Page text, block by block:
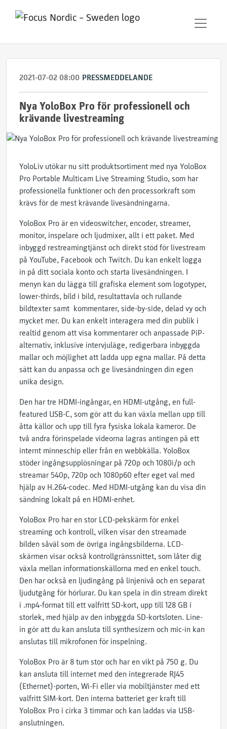
2021-07-02 08:00 PRESSMEDDELANDE
Nya YoloBox Pro för professionell och
krävande livestreaming
YoloLiv utökar nu sitt produktsortiment med nya YoloBox
Pro Portable Multicam Live Streaming Studio, som har
professionella funktioner och den processorkraft som
krävs för de mest krävande livesändningarna.
YoloBox Pro är en videoswitcher, encoder, streamer,
monitor, inspelare och ljudmixer, allt i ett paket. Med
inbyggd restreamingtjänst och direkt stöd för livestream
på YouTube, Facebook och Twitch. Du kan enkelt logga
in på ditt sociala konto och starta livesändningen. I
menyn kan du lägga till grafiska element som logotyper,
lower-thirds, bild i bild, resultattavla och rullande
bildtexter samt kommentarer, side-by-side, delad vy och
mycket mer. Du kan enkelt interagera med din publik i
realtid genom att visa kommentarer och anpassade PiP-
alternativ, inklusive intervjuläge, redigerbara inbyggda
mallar och möjlighet att ladda upp egna mallar. På detta
sätt kan du anpassa och ge livesändningen din egen
unika design.
Den har tre HDMI-ingångar, en HDMI-utgång, en full-
featured USB-C, som gör att du kan växla mellan upp till
åtta källor och upp till fyra fysiska lokala kameror. De
två andra förinspelade videorna lagras antingen på ett
internt minneschip eller från en webbkälla. YoloBox
stöder ingångsupplösningar på 720p och 1080i/p och
streamar 540p, 720p och 1080p60 efter eget val med
hjälp av H.264-codec. Med HDMI-utgång kan du visa din
sändning lokalt på en HDMI-enhet.
YoloBox Pro har en stor LCD-pekskärm för enkel
streaming och kontroll, vilken visar den streamade
bilden såväl som de övriga ingångsbilderna. LCD-
skärmen visar också kontrollgränssnittet, som låter dig
växla mellan informationskällorna med en enkel touch.
Den har också en ljudingång på linjenivå och en separat
ljudutgång för hörlurar. Du kan spela in din stream direkt
i .mp4-format till ett valfritt SD-kort, upp till 128 GB i
storlek, med hjälp av den inbyggda SD-kortsloten. Line-
in gör att du kan ansluta till synthesizern och mic-in kan
anslutas till mikrofonen för inspelning.
YoloBox Pro är 8 tum stor och har en vikt på 750 g. Du
kan ansluta till internet med den integrerade RJ45
(Ethernet)-porten, Wi-Fi eller via mobiltjänster med ett
valfritt SIM-kort. Den interna batteriet ger kraft till
YoloBox Pro i cirka 3 timmar och kan laddas via USB-
anslutningen.